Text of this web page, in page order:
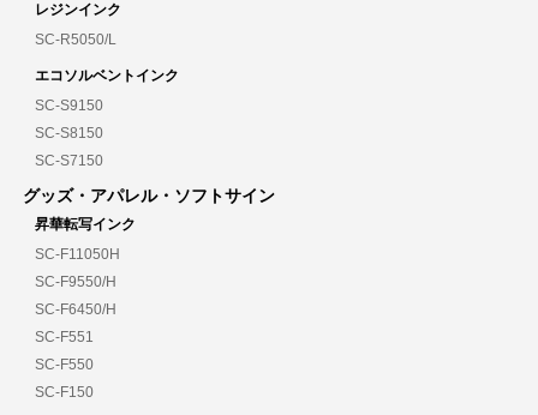
レジンインク
SC-R5050/L
エコソルベントインク
SC-S9150
SC-S8150
SC-S7150
グッズ・アパレル・ソフトサイン
昇華転写インク
SC-F11050H
SC-F9550/H
SC-F6450/H
SC-F551
SC-F550
SC-F150